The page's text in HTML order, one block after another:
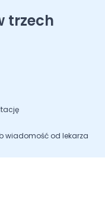
trzech
wiadomość od lekarza